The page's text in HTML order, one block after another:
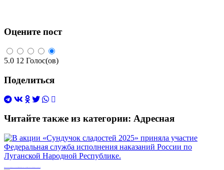
Оцените пост
5.0 12 Голос(ов)
Поделиться
Читайте также из категории: Адресная